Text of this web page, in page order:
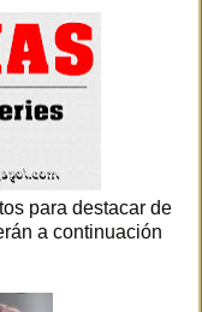
para destacar de
a continuación